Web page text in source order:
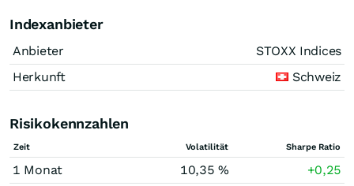
Indexanbieter
Anbieter
STOXX Indices
Herkunft
Schweiz
Risikokennzahlen
Zeit Volatilität Sharpe Ratio
1 Monat 10,35 %
+0,25